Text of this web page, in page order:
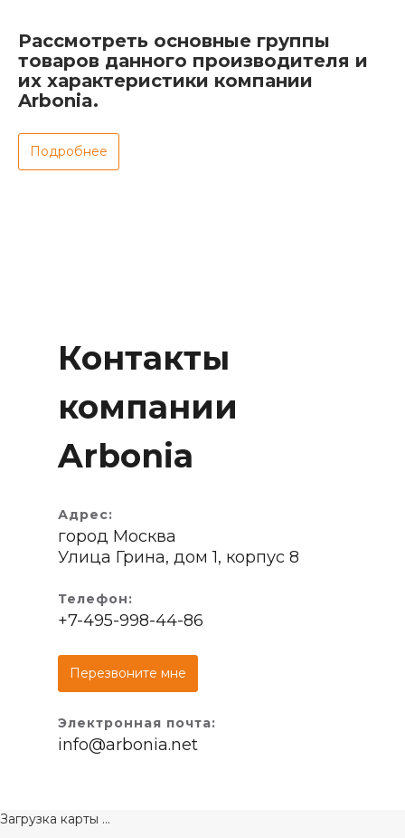
Рассмотреть основные группы
товаров данного производителя и
их характеристики компании
Arbonia.
Подробнее
Контакты
компании
Arbonia
Адрес:
город Москва
Улица Грина, дом 1, корпус 8
Телефон:
+7-495-998-44-86
Перезвоните мне
Электронная почта:
info@arbonia.net
Загрузка карты ...